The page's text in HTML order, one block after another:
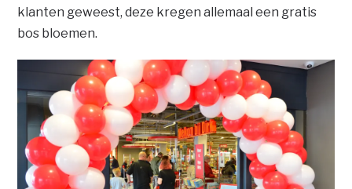
klanten geweest, deze kregen allemaal een gratis
bos bloemen.